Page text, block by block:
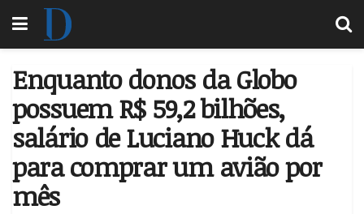
Enquanto donos da Globo
possuem R$ 59,2 bilhões,
salário de Luciano Huck dá
para comprar um avião por
mês